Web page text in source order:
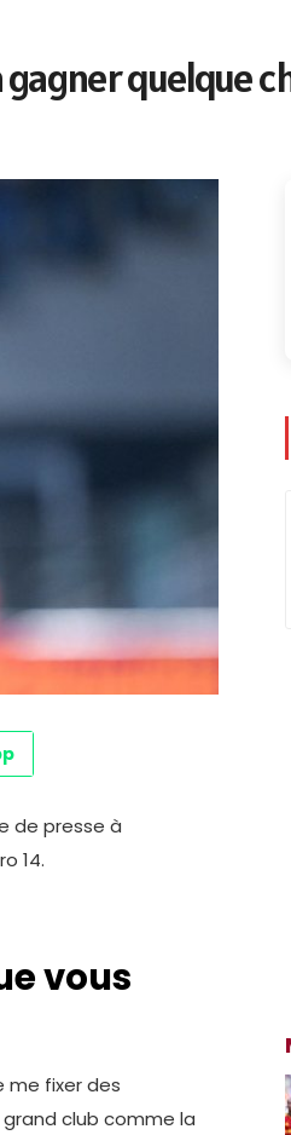
gagner quelque
de presse à
14.
vous
me fixer des
club comme la